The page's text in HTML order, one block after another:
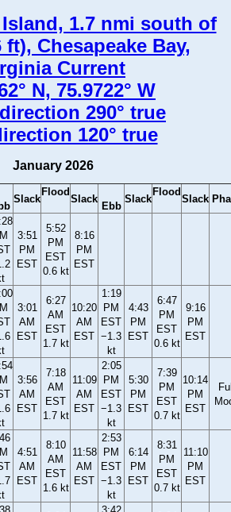
1.7 nmi south of
ft), Chesapeake Bay,
Current
N, 75.9722° W
290° true
120° true
January 2026
Slack
Flood
Slack
Ebb
Slack
Flood
Slack
3:51
PM
EST
5:52
PM
EST
0.6 kt
8:16
PM
EST
3:01
AM
EST
6:27
AM
EST
1.7 kt
10:20
AM
EST
1:19
PM
EST
−1.3
kt
4:43
PM
EST
6:47
PM
EST
0.6 kt
9:16
PM
EST
3:56
AM
EST
7:18
AM
EST
1.7 kt
11:09
AM
EST
2:05
PM
EST
−1.3
kt
5:30
PM
EST
7:39
PM
EST
0.7 kt
10:14
PM
EST
4:51
AM
EST
8:10
AM
EST
1.6 kt
11:58
AM
EST
2:53
PM
EST
−1.3
kt
6:14
PM
EST
8:31
PM
EST
0.7 kt
11:10
PM
EST